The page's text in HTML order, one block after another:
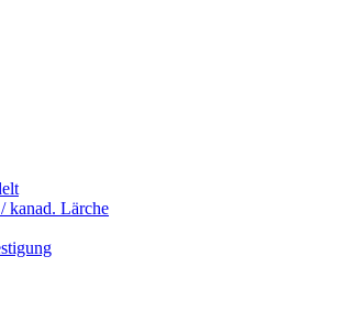
kanad. Lärche